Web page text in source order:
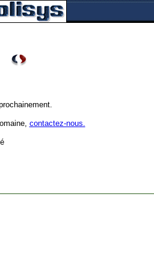
contactez-nous.